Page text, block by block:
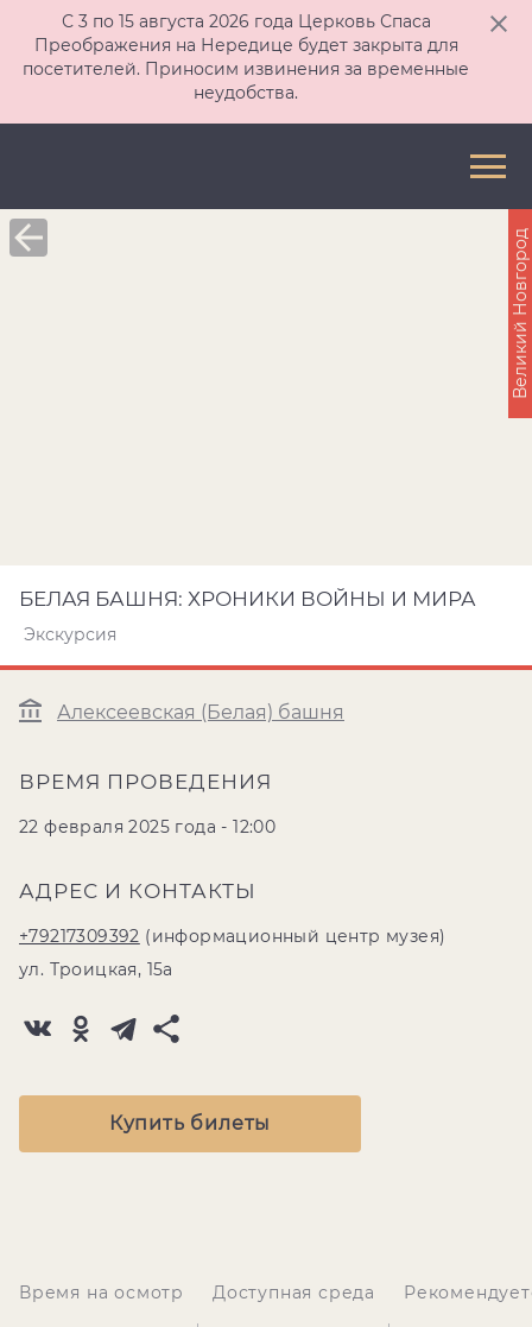
С 3 по 15 августа 2026 года Церковь Спаса
Преображения на Нередице будет закрыта для
посетителей. Приносим извинения за временные
неудобства.
БЕЛАЯ БАШНЯ: ХРОНИКИ ВОЙНЫ И МИРА
Экскурсия
Алексеевская (Белая) башня
ВРЕМЯ ПРОВЕДЕНИЯ
22 февраля 2025 года - 12:00
АДРЕС И КОНТАКТЫ
+79217309392 (информационный центр музея)
ул. Троицкая, 15а
Купить билеты
Великий Новгород
Время на осмотр Доступная среда